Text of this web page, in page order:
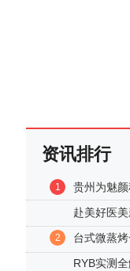
资讯排行
1
贵州为魅
赴美好医美
2
台式微蒸
RYB实测